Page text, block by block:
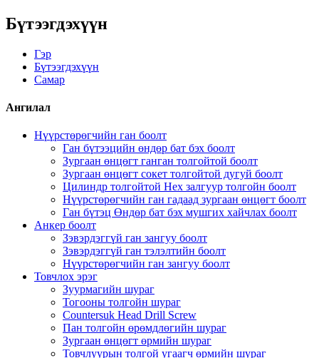
Бүтээгдэхүүн
Гэр
Бүтээгдэхүүн
Самар
Ангилал
Нүүрстөрөгчийн ган боолт
Ган бүтээцийн өндөр бат бэх боолт
Зургаан өнцөгт ганган толгойтой боолт
Зургаан өнцөгт сокет толгойтой дугуй боолт
Цилиндр толгойтой Hex залгуур толгойн боолт
Нүүрстөрөгчийн ган гадаад зургаан өнцөгт боолт
Ган бүтэц Өндөр бат бэх мушгих хайчлах боолт
Анкер боолт
Зэвэрдэггүй ган зангуу боолт
Зэвэрдэггүй ган тэлэлтийн боолт
Нүүрстөрөгчийн ган зангуу боолт
Товчлох эрэг
Зуурмагийн шураг
Тогооны толгойн шураг
Countersuk Head Drill Screw
Пан толгойн өрөмдлөгийн шураг
Зургаан өнцөгт өрмийн шураг
Товчлуурын толгой угаагч өрмийн шураг